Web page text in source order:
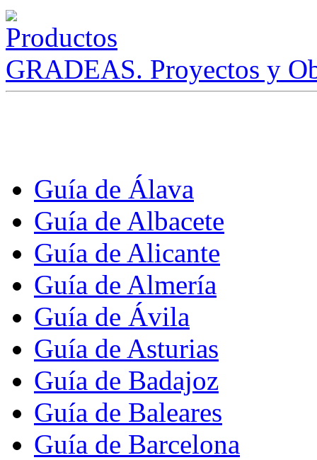
GRADEAS. Proyectos y
Guía de Álava
Guía de Albacete
Guía de Alicante
Guía de Almería
Guía de Ávila
Guía de Asturias
Guía de Badajoz
Guía de Baleares
Guía de Barcelona